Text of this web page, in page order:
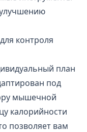
контроля
план
под
мышечной
калорийности
позволяет вам